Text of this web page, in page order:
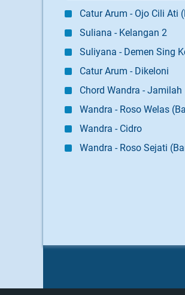
Catur Arum - Ojo Cili Ati
Suliana - Kelangan 2
Suliyana - Demen Sing
Catur Arum - Dikeloni
Chord Wandra - Jamilah
Wandra - Roso Welas
Wandra - Cidro
Wandra - Roso Sejati